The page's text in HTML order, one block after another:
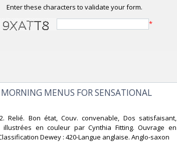
Enter these characters to validate your form.
*
MENUS FOR SENSATIONAL
Relié. Bon état, Couv. convenable, Dos satisfaisant,
en couleur par Cynthia Fitting. Ouvrage en
Dewey : 420-Langue anglaise. Anglo-saxon‎